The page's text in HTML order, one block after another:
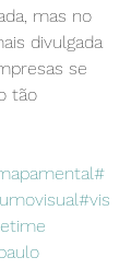
mas no
divulgada
se
tão
#
#vis